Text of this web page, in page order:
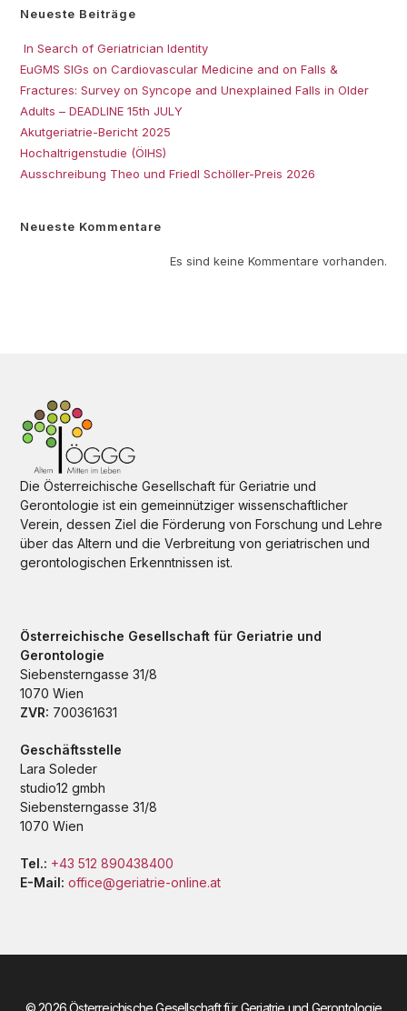
Neueste Beiträge
In Search of Geriatrician Identity
EuGMS SIGs on Cardiovascular Medicine and on Falls &
Fractures: Survey on Syncope and Unexplained Falls in Older
Adults – DEADLINE 15th JULY
Akutgeriatrie-Bericht 2025
Hochaltrigenstudie (ÖIHS)
Ausschreibung Theo und Friedl Schöller-Preis 2026
Neueste Kommentare
Es sind keine Kommentare vorhanden.
Die Österreichische Gesellschaft für Geriatrie und
Gerontologie ist ein gemeinnütziger wissenschaftlicher
Verein, dessen Ziel die Förderung von Forschung und Lehre
über das Altern und die Verbreitung von geriatrischen und
gerontologischen Erkenntnissen ist.
Österreichische Gesellschaft für Geriatrie und
Gerontologie
Siebensterngasse 31/8
1070 Wien
ZVR: 700361631
Geschäftsstelle
Lara Soleder
studio12 gmbh
Siebensterngasse 31/8
1070 Wien
Tel.: +43 512 890438400
E-Mail: office@geriatrie-online.at
© 2026 Österreichische Gesellschaft für Geriatrie und Gerontologie